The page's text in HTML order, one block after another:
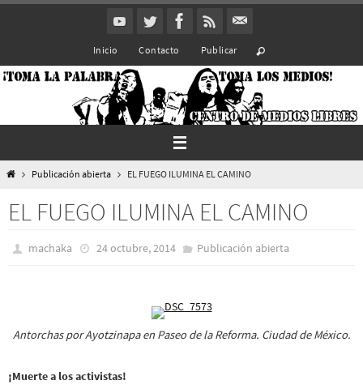
Inicio Contacto Publicar
InicioPublicación abierta EL FUEGO ILUMINA EL CAMINO
EL FUEGO ILUMINA EL CAMINO
machaka 24 octubre, 2014 Publicación abierta
Antorchas por Ayotzinapa en Paseo de la Reforma. Ciudad de México.
¡Muerte a los activistas!